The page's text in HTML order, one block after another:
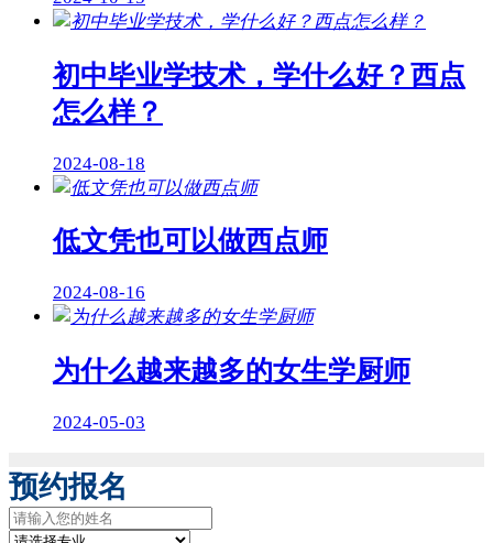
初中毕业学技术，学什么好？西点
怎么样？
2024-08-18
低文凭也可以做西点师
2024-08-16
为什么越来越多的女生学厨师
2024-05-03
预约报名